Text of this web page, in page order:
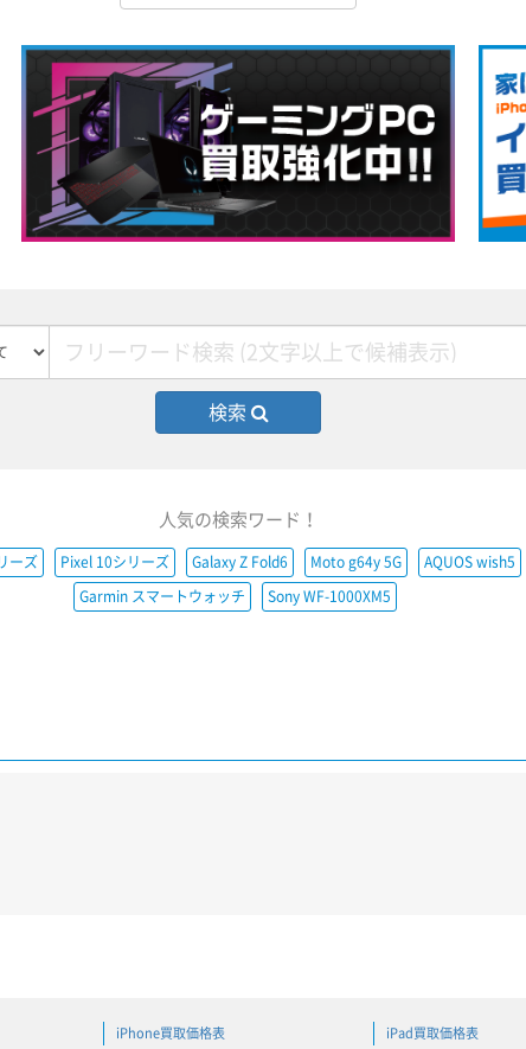
検索
人気の検索ワード！
ーズ Pixel 10シリーズ Galaxy Z Fold6 Moto g64y 5G AQUOS wish5
Garmin スマートウォッチ Sony WF-1000XM5
iPhone買取価格表 iPad買取価格表